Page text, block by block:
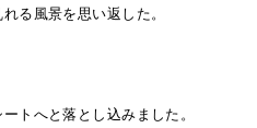
る風景を思い返した。
トへと落とし込みました。